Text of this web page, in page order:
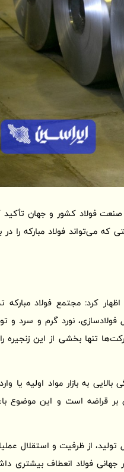
صنعت فولاد کشور و جهان تأکید
می‌تواند فولاد مبارکه را در
کرد: مجتمع فولاد مبارکه
فولادسازی، نورد گرم و سرد و
تنها بخشی از این زنجیره
به بازار مواد اولیه یا
بر قراضه است و این موضوع
تولید، از ظرفیت و استقلال
جهانی فولاد انعطاف بیشتری